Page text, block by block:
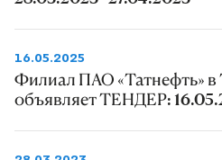
16.05.2025
Филиал ПАО «Татнефть» в
объявляет ТЕНДЕР: